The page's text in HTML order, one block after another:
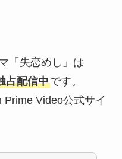
「失恋めし」は
占配信中です。
Prime Video公式サイ